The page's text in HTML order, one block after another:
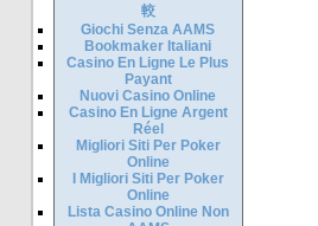
較
Giochi Senza AAMS
Bookmaker Italiani
Casino En Ligne Le Plus
Payant
Nuovi Casino Online
Casino En Ligne Argent
Réel
Migliori Siti Per Poker
Online
I Migliori Siti Per Poker
Online
Lista Casino Online Non